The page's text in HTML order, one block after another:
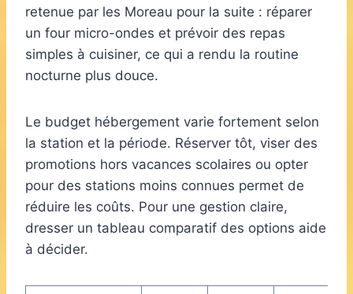
retenue par les Moreau pour la suite : réparer
un four micro-ondes et prévoir des repas
simples à cuisiner, ce qui a rendu la routine
nocturne plus douce.
Le budget hébergement varie fortement selon
la station et la période. Réserver tôt, viser des
promotions hors vacances scolaires ou opter
pour des stations moins connues permet de
réduire les coûts. Pour une gestion claire,
dresser un tableau comparatif des options aide
à décider.